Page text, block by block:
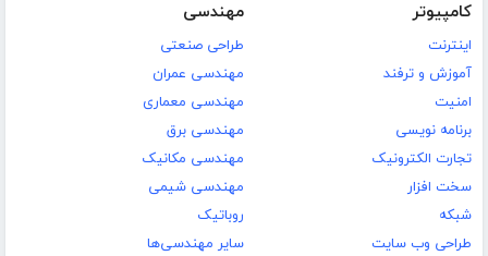
کامپیوتر
اینترنت
آموزش و ترفند
امنیت
برنامه نویسی
تجارت الکترونیک
سخت افزار
شبکه
طراحی وب سایت
مهندسی
طراحی صنعتی
مهندسی عمران
مهندسی معماری
مهندسی برق
مهندسی مکانیک
مهندسی شیمی
روباتیک
سایر مهندسی‌ها